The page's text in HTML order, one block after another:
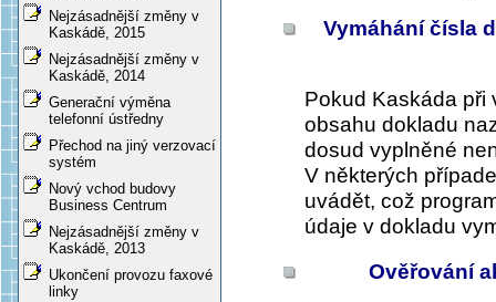
Nejzásadnější změny v
Kaskádě, 2015
Nejzásadnější změny v
Kaskádě, 2014
Generační výměna
telefonní ústředny
Přechod na jiný verzovací
systém
Nový vchod budovy
Business Centrum
Nejzásadnější změny v
Kaskádě, 2013
Ukončení provozu faxové
linky
Vymáhání čísla
Pokud Kaskáda při
obsahu dokladu
dosud vyplněné
V některých
uvádět, což
údaje v dokladu
Ověřování